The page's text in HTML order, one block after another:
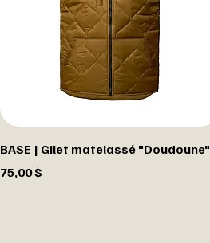
BASE | Gilet matelassé "Doudoune"
Prix
75,00 $